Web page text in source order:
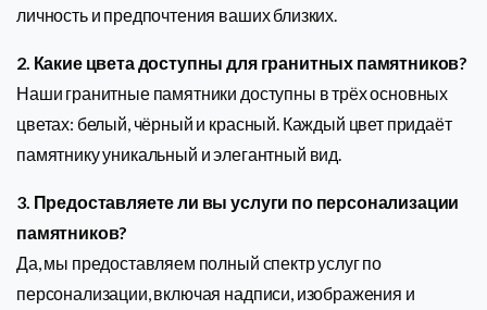
личность и предпочтения ваших близких.
2. Какие цвета доступны для гранитных памятников?
Наши гранитные памятники доступны в трёх основных
цветах: белый, чёрный и красный. Каждый цвет придаёт
памятнику уникальный и элегантный вид.
3. Предоставляете ли вы услуги по персонализации
памятников?
Да, мы предоставляем полный спектр услуг по
персонализации, включая надписи, изображения и